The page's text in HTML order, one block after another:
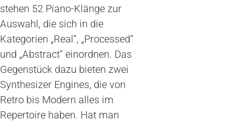
stehen 52 Piano-Klänge zur
Auswahl, die sich in die
Kategorien „Real“, „Processed“
und „Abstract“ einordnen. Das
Gegenstück dazu bieten zwei
Synthesizer Engines, die von
Retro bis Modern alles im
Repertoire haben. Hat man